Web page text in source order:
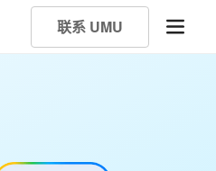
联系 UMU